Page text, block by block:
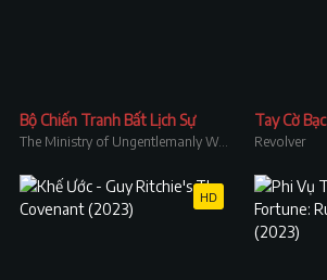
Bộ Chiến Tranh Bất Lịch Sự
The Ministry of Ungentlemanly Warfare
Tay Cờ Bạc
Revolver
HD